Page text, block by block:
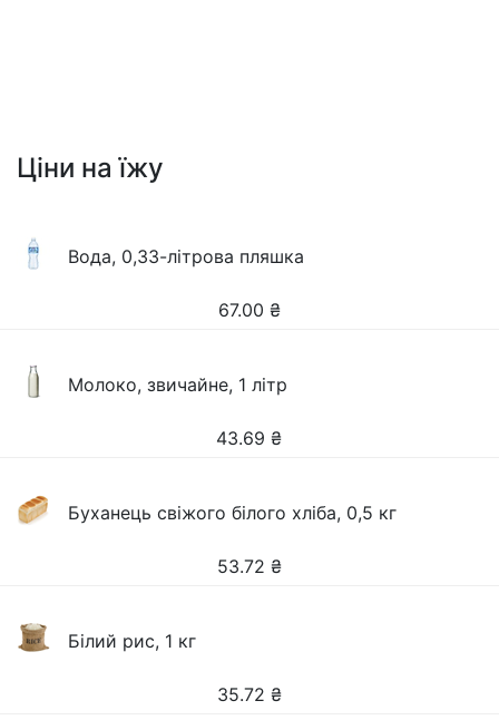
Ціни на їжу
Вода, 0,33-літрова пляшка
67.00 ₴
Молоко, звичайне, 1 літр
43.69 ₴
Буханець свіжого білого хліба, 0,5 кг
53.72 ₴
Білий рис, 1 кг
35.72 ₴